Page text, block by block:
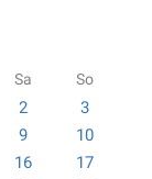
Sa So
2
3
9
10
16
17